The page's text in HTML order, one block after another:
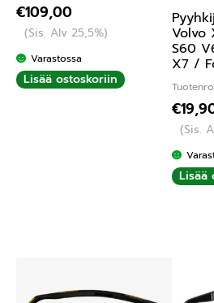
€109,00
(Sis. Alv 25,5%)
Varastossa
Lisää ostoskoriin
Volvo
S60
X7 /
€
(Sis.
Lisää